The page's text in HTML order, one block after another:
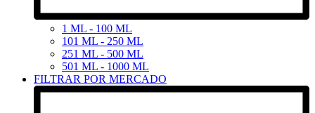
1 ML - 100 ML
101 ML - 250 ML
251 ML - 500 ML
501 ML - 1000 ML
FILTRAR POR MERCADO